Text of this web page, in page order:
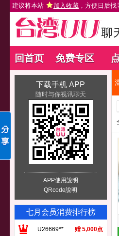
建议将本站 加入收藏 ，方便日后找
回首页 免费专区
下载手机 APP
随时与你视讯聊天
APP使用說明
QRcode說明
七月会员消费排行榜
U26669** 赠 5,000点